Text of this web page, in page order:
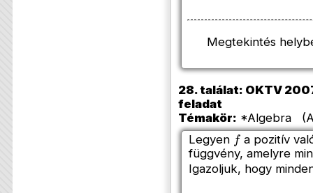
Megtekintés
28. találat: OKTV
feladat
Témakör: *Algebra
Legyen fa pozitív
függvény, amelyre
Igazoljuk, hogy